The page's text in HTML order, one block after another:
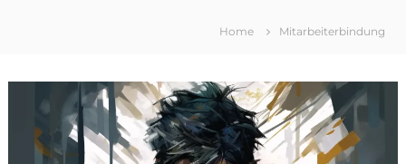
Home Mitarbeiterbindung